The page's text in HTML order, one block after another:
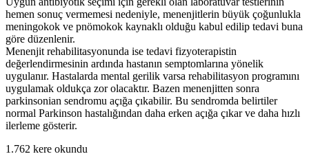
hemen sonuç vermemesi nedeniy­le, menenjitlerin büyük çoğunlukla
meningokok ve pnömokok kaynaklı oldu­ğu kabul edilip tedavi buna
göre düzen­lenir.
Menenjit rehabilitasyonunda ise tedavi fizyoterapistin
değerlendirmesinin ardında hastanın semptomlarına yönelik
uygulanır. Hastalarda mental gerilik varsa rehabilitasyon programını
uygulamak oldukça zor olacaktır. Bazen menenjitten sonra
parkinsonian sendromu açığa çıkabilir. Bu sendromda belirtiler
normal Parkinson hastalığından daha erken açığa çıkar ve daha hızlı
ilerleme gösterir.
1.762 kere okundu